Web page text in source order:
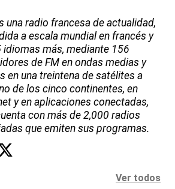
una radio francesa de actualidad,
a escala mundial en francés y
idiomas más, mediante 156
de FM en ondas medias y
en una treintena de satélites a
de los cinco continentes, en
y en aplicaciones conectadas,
con más de 2,000 radios
que emiten sus programas.
Ver todos